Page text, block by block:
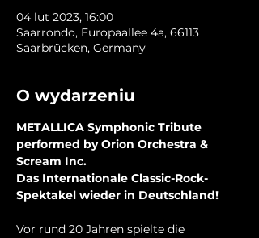
04 lut 2023, 16:00
Saarrondo, Europaallee 4a, 66113
Saarbrücken, Germany
O wydarzeniu
METALLICA Symphonic Tribute
performed by Orion Orchestra &
Scream Inc.
Das Internationale Classic-Rock-
Spektakel wieder in Deutschland!
Vor rund 20 Jahren spielte die